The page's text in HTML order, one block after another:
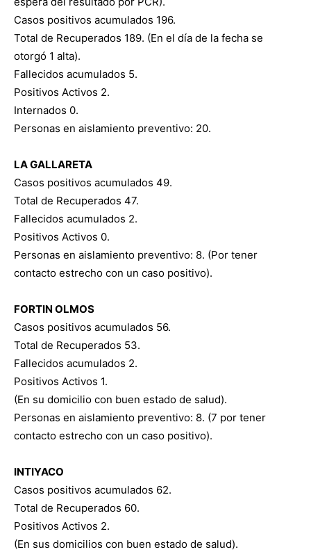
Casos positivos acumulados 196.
Total de Recuperados 189. (En el día de la fecha se
otorgó 1 alta).
Fallecidos acumulados 5.
Positivos Activos 2.
Internados 0.
Personas en aislamiento preventivo: 20.
LA GALLARETA
Casos positivos acumulados 49.
Total de Recuperados 47.
Fallecidos acumulados 2.
Positivos Activos 0.
Personas en aislamiento preventivo: 8. (Por tener
contacto estrecho con un caso positivo).
FORTIN OLMOS
Casos positivos acumulados 56.
Total de Recuperados 53.
Fallecidos acumulados 2.
Positivos Activos 1.
(En su domicilio con buen estado de salud).
Personas en aislamiento preventivo: 8. (7 por tener
contacto estrecho con un caso positivo).
INTIYACO
Casos positivos acumulados 62.
Total de Recuperados 60.
Positivos Activos 2.
(En sus domicilios con buen estado de salud).